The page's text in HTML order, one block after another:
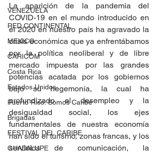
VENEZUELA
RED CONTINENTAL
MEXICO
CARICOM
Costa Rica
Estados Unidos
Puerto Rico: Somos Caribe
Brigadas
FESTIVAL DEL CARIBE
GUADALUPE
La aparición de la pandemia del
COVID-19 en el mundo introducido en
el 2020 en nuestro país ha agravado la
crisis económica que ya enfrentábamos
por la política neoliberal y de libre
mercado impuesta por las grandes
potencias acatada por los gobiernos
bajo su hegemonía, la cual ha
profundizado el desempleo y la
desigualdad social, los ejes
fundamentales de nuestra economía
han sido el turismo, zonas francas, y los
servicios de comunicación, la